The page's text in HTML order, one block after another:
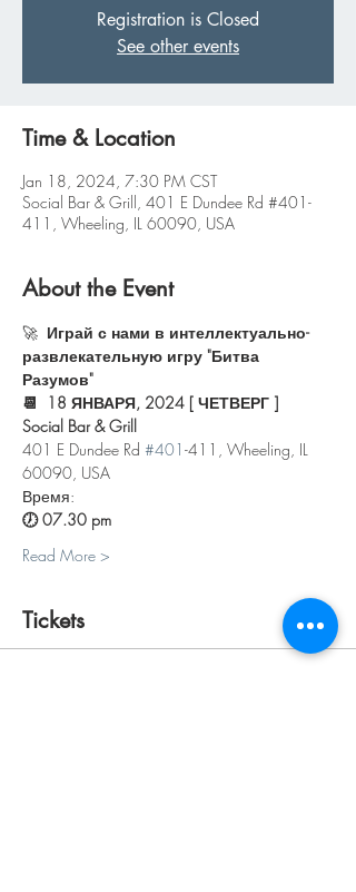
Registration is Closed
See other events
Time & Location
Jan 18, 2024, 7:30 PM CST
Social Bar & Grill, 401 E Dundee Rd #401-
411, Wheeling, IL 60090, USA
About the Event
🚀 Играй с нами в интеллектуально-
развлекательную игру "Битва
Разумов"
📆  18 ЯНВАРЯ, 2024 [ ЧЕТВЕРГ ]
Social Bar & Grill
401 E Dundee Rd #401 -411, Wheeling, IL
60090, USA
Время:
🕖 07.30 pm
Read More >
Tickets